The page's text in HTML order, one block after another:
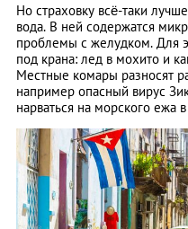
Но страховку всё-таки
вода. В ней содержатся
проблемы с желудком. Для
под крана: лед в мохито и
Местные комары разносят
например опасный вирус
нарваться на морского ежа